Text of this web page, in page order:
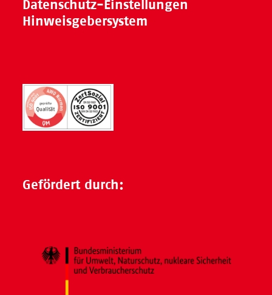
Datenschutz-Einstellungen
Hinweisgebersystem
Gefördert durch: